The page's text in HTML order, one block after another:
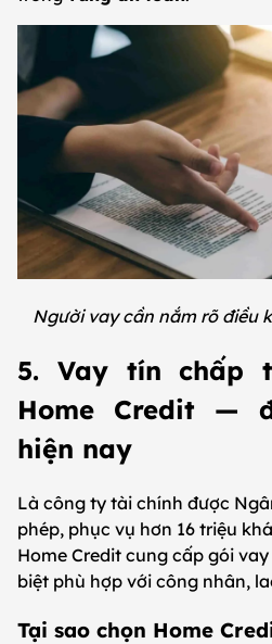
Người vay cần nắm rõ điều
5. Vay tín chấp
Home Credit —
hiện nay
Là công ty tài chính được
phép, phục vụ hơn 16 triệu
Home Credit cung cấp gói
biệt phù hợp với công nhân,
Tại sao chọn Home